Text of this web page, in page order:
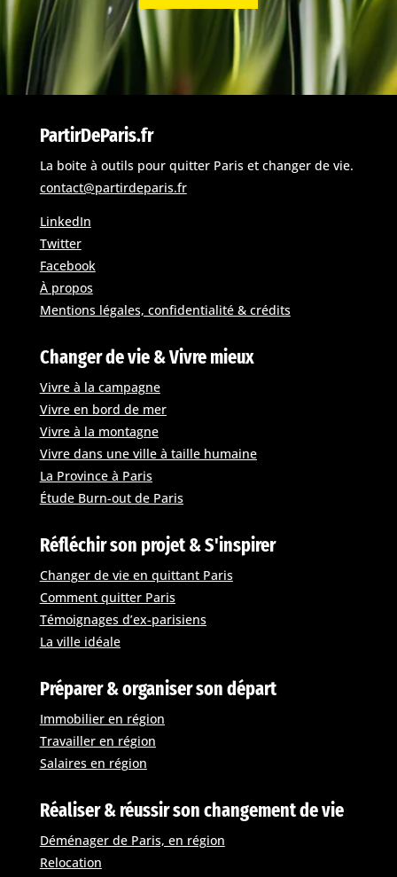
PartirDeParis.fr
La boite à outils pour quitter Paris et changer de vie.
contact@partirdeparis.fr
LinkedIn
Twitter
Facebook
À propos
Mentions légales, confidentialité & crédits
Changer de vie & Vivre mieux
Vivre à la campagne
Vivre en bord de mer
Vivre à la montagne
Vivre dans une ville à taille humaine
La Province à Paris
Étude Burn-out de Paris
Réfléchir son projet & S'inspirer
Changer de vie en quittant Paris
Comment quitter Paris
Témoignages d’ex-parisiens
La ville idéale
Préparer & organiser son départ
Immobilier en région
Travailler en région
Salaires en région
Réaliser & réussir son changement de vie
Déménager de Paris, en région
Relocation